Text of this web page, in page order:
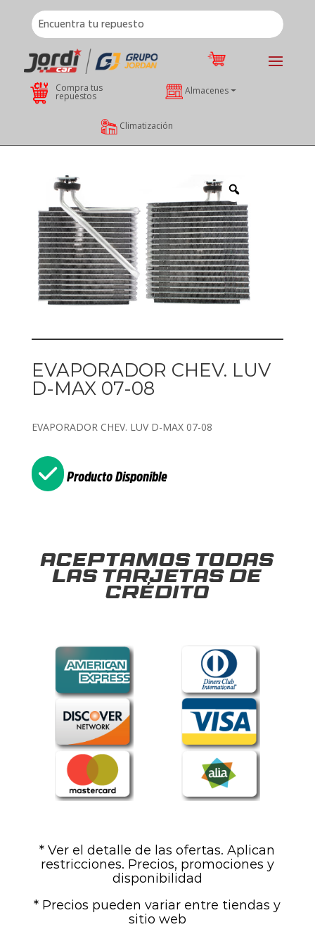
Compra tus
repuestos Almacenes
Climatización
EVAPORADOR CHEV. LUV
D-MAX 07-08
EVAPORADOR CHEV. LUV D-MAX 07-08
Producto Disponible
Aceptamos todas
las tarjetas de
crédito
* Ver el detalle de las ofertas. Aplican
restricciones. Precios, promociones y
disponibilidad
* Precios pueden variar entre tiendas y
sitio web